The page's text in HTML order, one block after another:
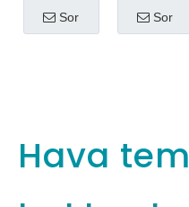
OLANSI K05A 360 Derece
Giriş Araba Hava
Mini Hava Temizleyici